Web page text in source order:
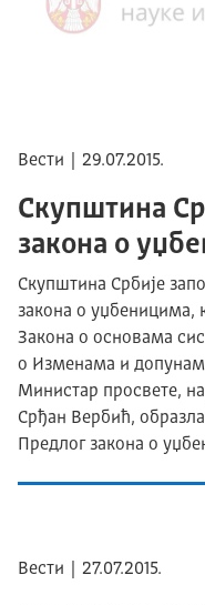
Вести | 29.07.2015.
Скупштина
закона о
Скупштина Србије
закона о уџбеницима,
Закона о основама
о Изменама и
Министар просвете,
Срђан Вербић,
Предлог закона о
Вести | 27.07.2015.